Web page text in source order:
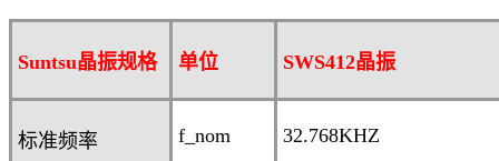
Suntsu晶振规格 单位 SWS412晶振
标准频率 f_nom 32.768KHZ